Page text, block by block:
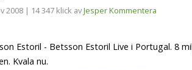
2008 | 14 347 klick avJesperKommentera
Estoril - Betsson Estoril Live i Portugal. 8
Kvala nu.